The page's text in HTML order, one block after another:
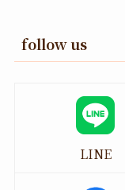
follow us
LINE